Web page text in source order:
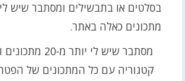
בסלטים או בתבשילים ומסתבר שיש
מתכונים כאלה באתר.
מסתבר שיש לי יותר
קטגוריה עם כל המתכונים של